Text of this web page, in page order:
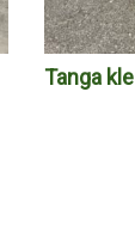
Tanga